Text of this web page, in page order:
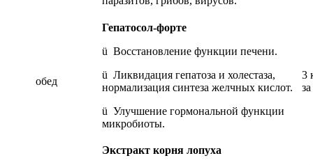
обед
Гепатосол-форте
ü Восстановление функции печени.
ü Ликвидация гепатоза и холестаза,
нормализация синтеза желчных кислот.
ü Улучшение гормональной функции
микробиоты.
3
Экстракт корня лопуха